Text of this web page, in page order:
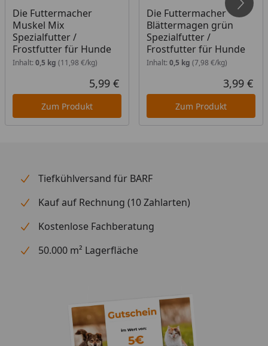
Die Futtermacher
Muskel Mix
Spezialfutter /
Frostfutter für Hunde
Inhalt: 0,5 kg (11,98 €/kg)
Aktueller Preis
5,99 €
Zum Produkt
Die Futtermacher
Blättermagen grün
Spezialfutter /
Frostfutter für Hunde
Inhalt: 0,5 kg (7,98 €/kg)
3,99 €
Zum Produkt
Tiefkühlversand für BARF
Kauf auf Rechnung (10 Zahlarten)
Kostenlose Fachberatung
50.000 m² Lagerfläche